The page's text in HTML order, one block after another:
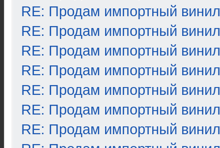
RE: Продам импортный винил
RE: Продам импортный винил
RE: Продам импортный винил
RE: Продам импортный винил
RE: Продам импортный винил
RE: Продам импортный винил
RE: Продам импортный винил